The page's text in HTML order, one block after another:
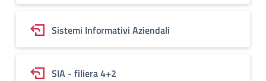
Sistemi Informativi Aziendali
SIA - filiera 4+2